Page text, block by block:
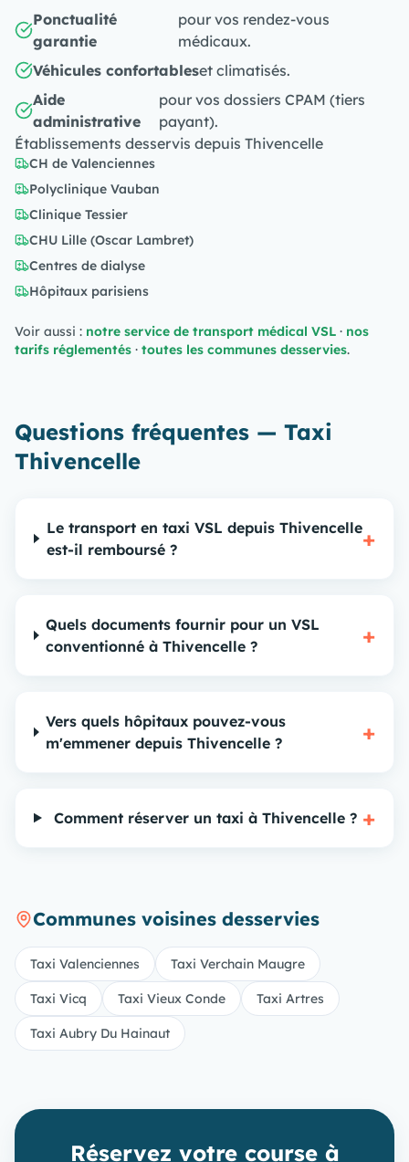
Ponctualité
garantie
pour vos rendez-vous
médicaux.
Véhicules confortableset climatisés.
Aide
administrative
pour vos dossiers CPAM (tiers
payant).
Établissements desservis depuis Thivencelle
CH de Valenciennes
Polyclinique Vauban
Clinique Tessier
CHU Lille (Oscar Lambret)
Centres de dialyse
Hôpitaux parisiens
Voir aussi : notre service de transport médical VSL · nos
tarifs réglementés · toutes les communes desservies.
Questions fréquentes — Taxi
Thivencelle
Le transport en taxi VSL depuis Thivencelle
est-il remboursé ?
+
Quels documents fournir pour un VSL
conventionné à Thivencelle ?
+
Vers quels hôpitaux pouvez-vous
m'emmener depuis Thivencelle ?
+
Comment réserver un taxi à Thivencelle ? +
Communes voisines desservies
Taxi Valenciennes Taxi Verchain Maugre
Taxi Vicq Taxi Vieux Conde Taxi Artres
Taxi Aubry Du Hainaut
Réservez votre course à